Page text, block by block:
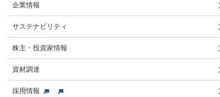
企業情報
サステナビリティ
株主・投資家情報
資材調達
採用情報